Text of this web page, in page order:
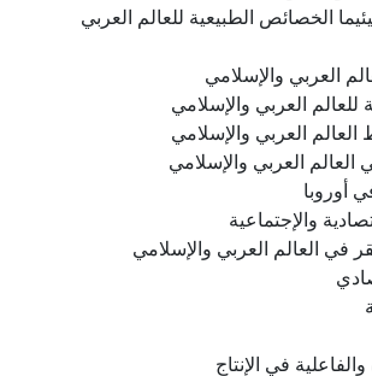
الخصائص الطبيعية للعالم العربي
العربي والإسلامي
العربي والإسلامي
العالم العربي والإسلامي
العالم العربي والإسلامي
أوروبا
والإجتماعية
في العالم العربي والإسلامي
في الإنتاج